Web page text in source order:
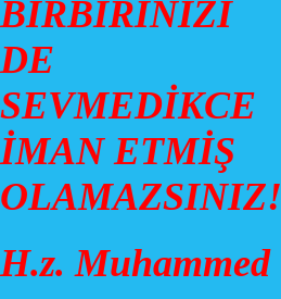
BİRBİRİNİZİ
DE
SEVMEDİKCE
İMAN ETMİŞ
OLAMAZSINIZ!
H.z. Muhammed